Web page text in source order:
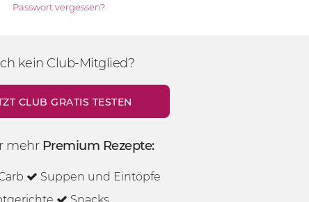
Passwort vergessen?
kein Club-Mitglied?
CLUB GRATIS TESTEN
mehr Premium Rezepte:
Suppen und Eintöpfe